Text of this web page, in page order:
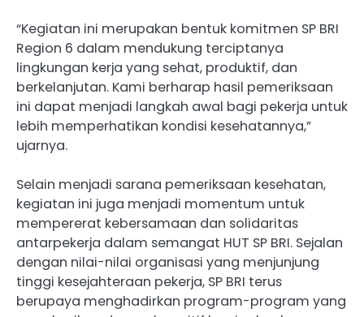
“Kegiatan ini merupakan bentuk komitmen SP BRI
Region 6 dalam mendukung terciptanya
lingkungan kerja yang sehat, produktif, dan
berkelanjutan. Kami berharap hasil pemeriksaan
ini dapat menjadi langkah awal bagi pekerja untuk
lebih memperhatikan kondisi kesehatannya,”
ujarnya.
Selain menjadi sarana pemeriksaan kesehatan,
kegiatan ini juga menjadi momentum untuk
mempererat kebersamaan dan solidaritas
antarpekerja dalam semangat HUT SP BRI. Sejalan
dengan nilai-nilai organisasi yang menjunjung
tinggi kesejahteraan pekerja, SP BRI terus
berupaya menghadirkan program-program yang